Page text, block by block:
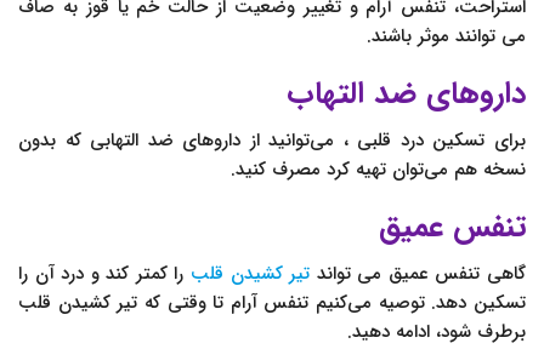
استراحت، تنفس آرام و تغییر وضعیت از حالت خم یا قوز به صاف
می توانند موثر باشند.
داروهای ضد التهاب
برای تسکین درد قلبی ، می‌توانید از داروهای ضد التهابی که بدون
نسخه هم می‌توان تهیه کرد مصرف کنید.
تنفس عمیق
گاهی تنفس عمیق می تواند تیر کشیدن قلب را کمتر کند و درد آن را
تسکین دهد. توصیه می‌کنیم تنفس آرام تا وقتی که تیر کشیدن قلب
برطرف شود، ادامه دهید.